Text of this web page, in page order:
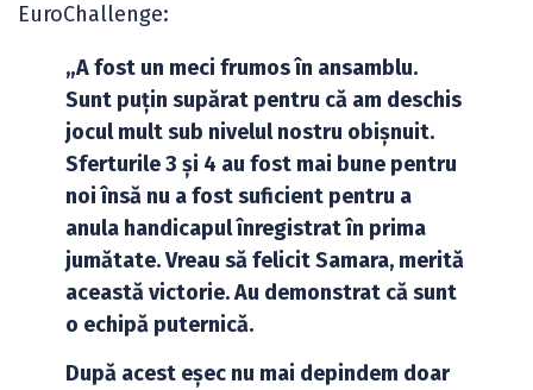
EuroChallenge:
„A fost un meci frumos în ansamblu.
Sunt puțin supărat pentru că am deschis
jocul mult sub nivelul nostru obișnuit.
Sferturile 3 și 4 au fost mai bune pentru
noi însă nu a fost suficient pentru a
anula handicapul înregistrat în prima
jumătate. Vreau să felicit Samara, merită
această victorie. Au demonstrat că sunt
o echipă puternică.
După acest eșec nu mai depindem doar